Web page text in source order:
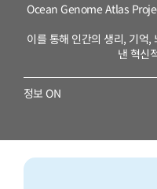
Ocean Genome Atlas
이를 통해 인간의 생리, 기억,
낸 혁신
정보 ON